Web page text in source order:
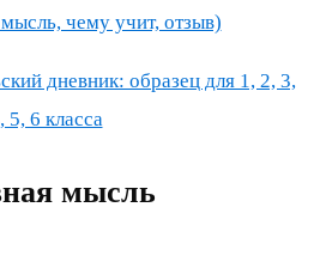
мысль, чему учит, отзыв)
дневник: образец для 1, 2, 3,
5, 6 класса
мысль